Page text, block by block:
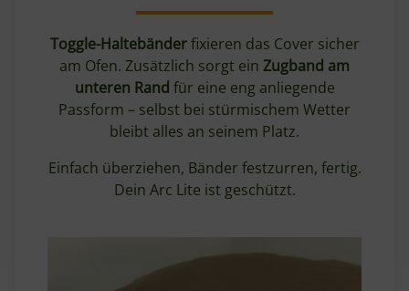
Toggle-Haltebänderfixieren das Cover sicher
am Ofen. Zusätzlich sorgt ein Zugband am
unteren Rand für eine eng anliegende
Passform – selbst bei stürmischem Wetter
bleibt alles an seinem Platz.
Einfach überziehen, Bänder festzurren, fertig.
Dein Arc Lite ist geschützt.